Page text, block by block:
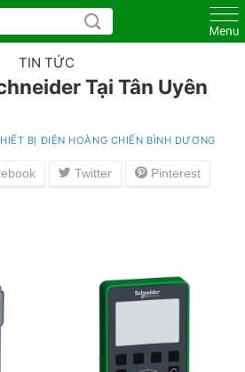
TIN TỨC
Tại Tân Uyên
BỊ ĐIỆN HOÀNG CHIẾN BÌNH DƯƠNG